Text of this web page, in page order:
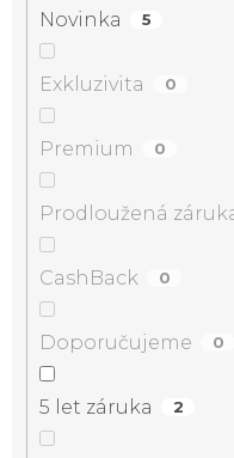
Novinka 5
Exkluzivita 0
Premium 0
Prodloužená
CashBack 0
Doporučujeme 0
5 let záruka 2